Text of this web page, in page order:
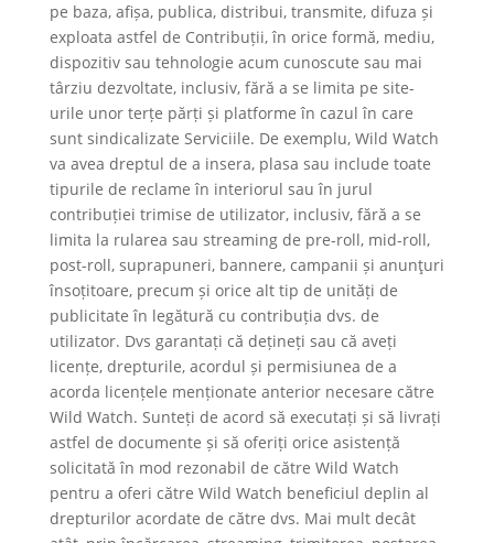
pe baza, afișa, publica, distribui, transmite, difuza și
exploata astfel de Contribuții, în orice formă, mediu,
dispozitiv sau tehnologie acum cunoscute sau mai
târziu dezvoltate, inclusiv, fără a se limita pe site-
urile unor terțe părți și platforme în cazul în care
sunt sindicalizate Serviciile. De exemplu, Wild Watch
va avea dreptul de a insera, plasa sau include toate
tipurile de reclame în interiorul sau în jurul
contribuției trimise de utilizator, inclusiv, fără a se
limita la rularea sau streaming de pre-roll, mid-roll,
post-roll, suprapuneri, bannere, campanii și anunţuri
însoțitoare, precum și orice alt tip de unități de
publicitate în legătură cu contribuția dvs. de
utilizator. Dvs garantați că dețineți sau că aveți
licențe, drepturile, acordul și permisiunea de a
acorda licențele menționate anterior necesare către
Wild Watch. Sunteți de acord să executați și să livrați
astfel de documente și să oferiți orice asistență
solicitată în mod rezonabil de către Wild Watch
pentru a oferi către Wild Watch beneficiul deplin al
drepturilor acordate de către dvs. Mai mult decât